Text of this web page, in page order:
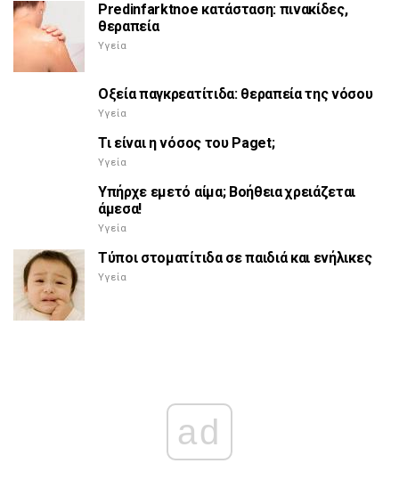
Predinfarktnoe κατάσταση: πινακίδες,
θεραπεία
Υγεία
Οξεία παγκρεατίτιδα: θεραπεία της νόσου
Υγεία
Τι είναι η νόσος του Paget;
Υγεία
Υπήρχε εμετό αίμα; Βοήθεια χρειάζεται
άμεσα!
Υγεία
Τύποι στοματίτιδα σε παιδιά και ενήλικες
Υγεία
ad